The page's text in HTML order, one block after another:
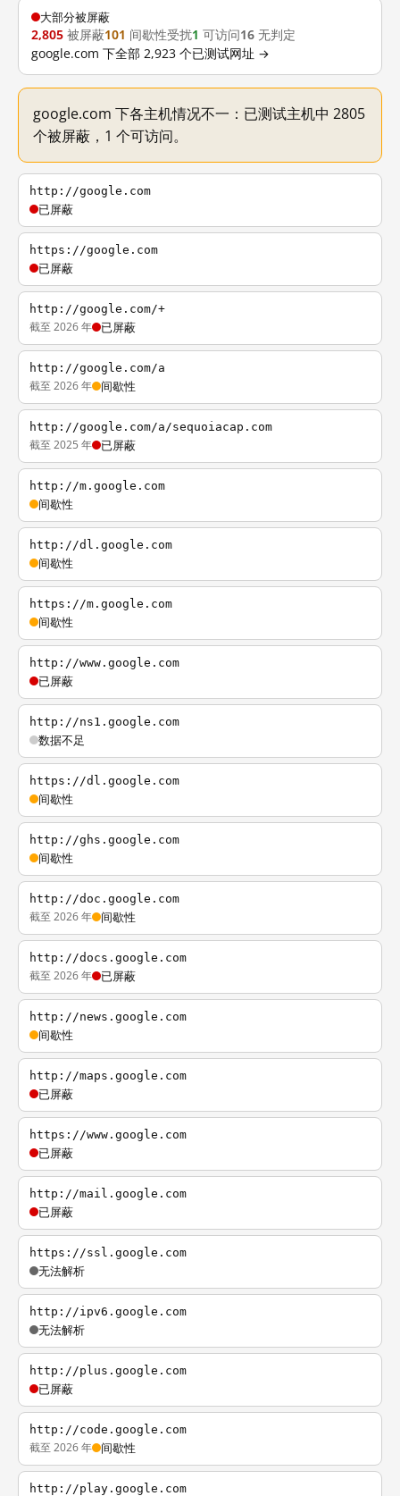
大部分被屏蔽
2,805 被屏蔽101 间歇性受扰1 可访问16 无判定
google.com 下全部 2,923 个已测试网址 →
google.com 下各主机情况不一：已测试主机中 2805
个被屏蔽，1 个可访问。
http://google.com
已屏蔽
https://google.com
已屏蔽
http://google.com/+
截至 2026 年 已屏蔽
http://google.com/a
截至 2026 年 间歇性
http://google.com/a/sequoiacap.com
截至 2025 年 已屏蔽
http://m.google.com
间歇性
http://dl.google.com
间歇性
https://m.google.com
间歇性
http://www.google.com
已屏蔽
http://ns1.google.com
数据不足
https://dl.google.com
间歇性
http://ghs.google.com
间歇性
http://doc.google.com
截至 2026 年 间歇性
http://docs.google.com
截至 2026 年 已屏蔽
http://news.google.com
间歇性
http://maps.google.com
已屏蔽
https://www.google.com
已屏蔽
http://mail.google.com
已屏蔽
https://ssl.google.com
无法解析
http://ipv6.google.com
无法解析
http://plus.google.com
已屏蔽
http://code.google.com
截至 2026 年 间歇性
http://play.google.com